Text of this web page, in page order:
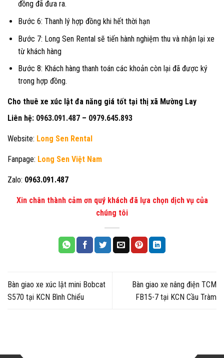
đồng đã đưa ra.
Bước 6: Thanh lý hợp đồng khi hết thời hạn
Bước 7: Long Sen Rental sẽ tiến hành nghiệm thu và nhận lại xe
từ khách hàng
Bước 8: Khách hàng thanh toán các khoản còn lại đã được ký
trong hợp đồng.
Cho thuê xe xúc lật đa năng giá tốt tại thị xã Mường Lay
Liên hệ: 0963.091.487 – 0979.645.893
Website: Long Sen Rental
Fanpage: Long Sen Việt Nam
Zalo: 0963.091.487
Xin chân thành cảm ơn quý khách đã lựa chọn dịch vụ của
chúng tôi
Bàn giao xe xúc lật mini Bobcat
S570 tại KCN Bình Chiểu
Bàn giao xe nâng điện TCM
FB15-7 tại KCN Cầu Tràm